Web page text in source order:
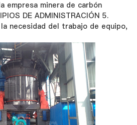
empresa minera de carbón
DE ADMINISTRACIÓN 5.
la necesidad del trabajo de equipo,